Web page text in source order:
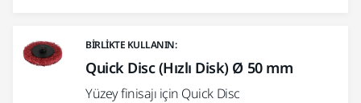
BIRLIKTE KULLANIN:
Quick Disc (Hızlı Disk) Ø 50 mm
Yüzey finisajı için Quick Disc